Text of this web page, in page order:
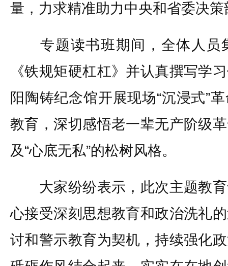
量，力求精准助力中央和省委决
专题读书班期间，全体人员
《铁规矩硬杠杠》并认真撰写学
阳陶铸纪念馆开展现场“沉浸式”
教育，深切感悟老一辈无产阶级
及“心底无私”的松树风格。
大家纷纷表示，此次主题教育
心接受深刻思想教育和政治洗礼
讨和警示教育为契机，持续强化